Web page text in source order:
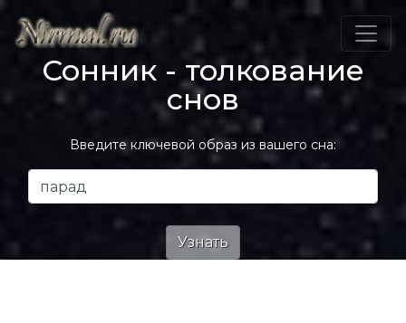
Сонник - толкование
снов
Введите ключевой образ из вашего сна: